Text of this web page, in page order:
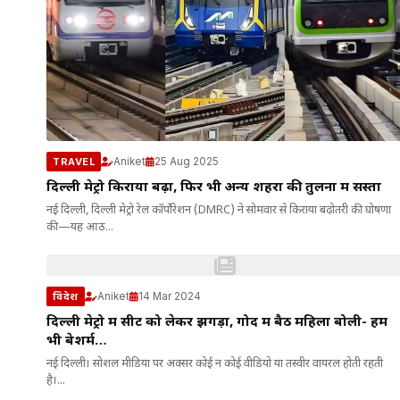
TRAVEL Aniket 25 Aug 2025
दिल्ली मेट्रो किराया बढ़ा, फिर भी अन्य शहरों की तुलना में सस्ता
नई दिल्ली, दिल्ली मेट्रो रेल कॉर्पोरेशन (DMRC) ने सोमवार से किराया बढ़ोतरी की घोषणा
की—यह आठ...
विदेश Aniket 14 Mar 2024
दिल्ली मेट्रो में सीट को लेकर झगड़ा, गोद में बैठ महिला बोली- हम
भी बेशर्म…
नई दिल्ली। सोशल मीडिया पर अक्सर कोई न कोई वीडियो या तस्वीर वायरल होती रहती
है।...